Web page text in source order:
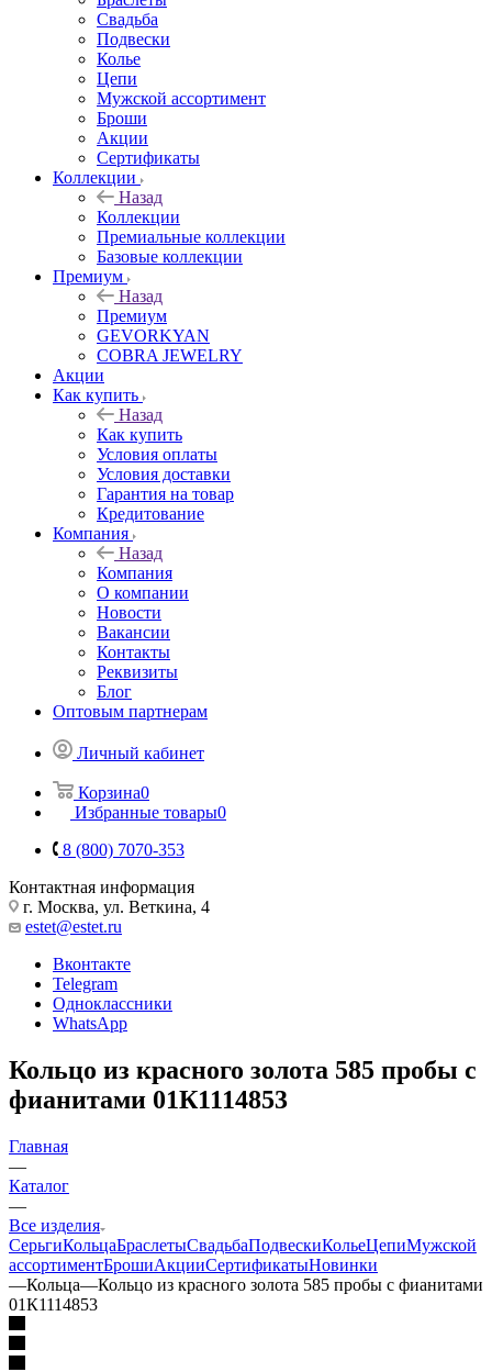
Свадьба
Подвески
Колье
Цепи
Мужской ассортимент
Броши
Акции
Сертификаты
Коллекции
Назад
Коллекции
Премиальные коллекции
Базовые коллекции
Премиум
Назад
Премиум
GEVORKYAN
COBRA JEWELRY
Акции
Как купить
Назад
Как купить
Условия оплаты
Условия доставки
Гарантия на товар
Кредитование
Компания
Назад
Компания
О компании
Новости
Вакансии
Контакты
Реквизиты
Блог
Оптовым партнерам
Личный кабинет
Корзина0
Избранные товары0
8 (800) 7070-353
Контактная информация
г. Москва, ул. Веткина, 4
estet@estet.ru
Вконтакте
Telegram
Одноклассники
WhatsApp
Кольцо из красного золота 585 пробы с
фианитами 01К1114853
Главная
—
Каталог
—
Все изделия
СерьгиКольцаБраслетыСвадьбаПодвескиКольеЦепиМужской
ассортиментБрошиАкцииСертификатыНовинки
—Кольца—Кольцо из красного золота 585 пробы с фианитами
01К1114853